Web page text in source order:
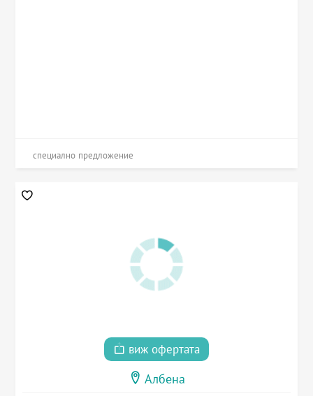
специално предложение
виж офертата
Албена